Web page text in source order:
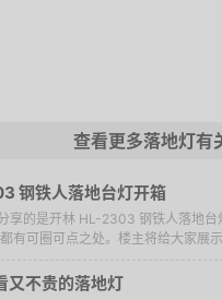
查看更多落地灯有
钢铁人落地台灯开箱
享的是开林 HL-2303 钢铁人落地
有可圈可点之处。楼主将给大家展
又不贵的落地灯